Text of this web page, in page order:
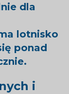
dla
lotnisko
ponad
i